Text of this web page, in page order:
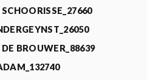
BROUWER_88639